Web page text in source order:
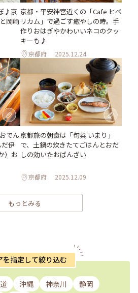
♪京
岡崎
京都・平安神宮近くの「Cafe ヒペ
リカム」で過ごす癒やしの時。手
作りおはぎやかわいいネコのクッ
キーも♪
京都府 2025.12.24
でん
だ伊
）お
京都旅の朝食は「旬菜 いまり」
で、土鍋の炊きたてごはんとおだ
しの効いたおばんざい
京都府 2025.12.09
もっとみる
を指定して絞り込む
沖縄 神奈川
静岡